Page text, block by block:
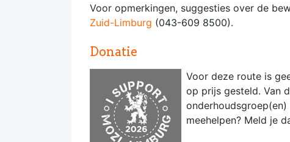
Voor opmerkingen, suggesties over de
Zuid-Limburg (043-609 8500).
Donatie
Voor deze route is
op prijs gesteld. Van
meehelpen? Meld je